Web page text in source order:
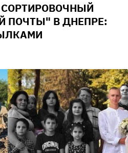
ПОЧТЫ" В ДНЕПРЕ: